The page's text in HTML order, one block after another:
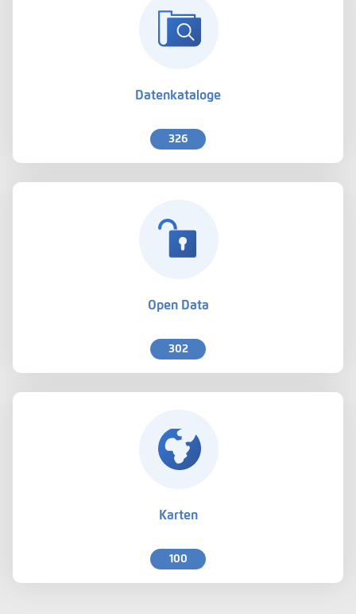
Datenkataloge
326
Open Data
302
Karten
100